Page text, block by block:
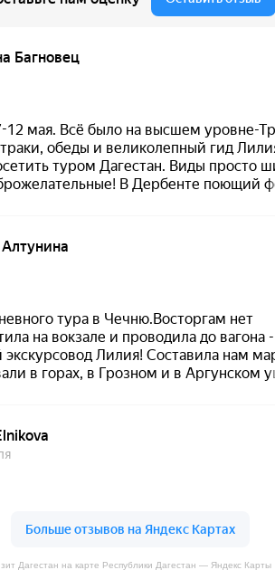
Дагестан на карте Республики Дагестан — Яндекс Карты